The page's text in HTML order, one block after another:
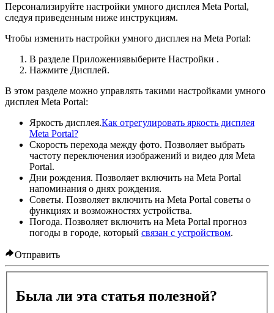
Персонализируйте настройки умного дисплея Meta Portal,
следуя приведенным ниже инструкциям.
Чтобы изменить настройки умного дисплея на Meta Portal:
В разделе Приложениявыберите Настройки .
Нажмите Дисплей.
В этом разделе можно управлять такими настройками умного
дисплея Meta Portal:
Яркость дисплея.Как отрегулировать яркость дисплея
Meta Portal?
Скорость перехода между фото. Позволяет выбрать
частоту переключения изображений и видео для Meta
Portal.
Дни рождения. Позволяет включить на Meta Portal
напоминания о днях рождения.
Советы. Позволяет включить на Meta Portal советы о
функциях и возможностях устройства.
Погода. Позволяет включить на Meta Portal прогноз
погоды в городе, который связан с устройством.
Отправить
Была ли эта статья полезной?